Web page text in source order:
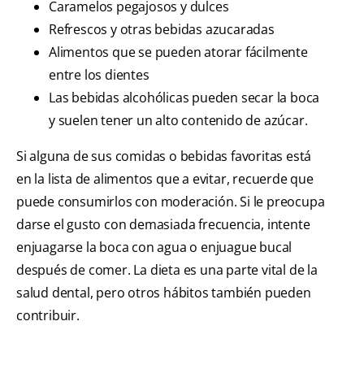
Caramelos pegajosos y dulces
Refrescos y otras bebidas azucaradas
Alimentos que se pueden atorar fácilmente
entre los dientes
Las bebidas alcohólicas pueden secar la boca
y suelen tener un alto contenido de azúcar.
Si alguna de sus comidas o bebidas favoritas está
en la lista de alimentos que a evitar, recuerde que
puede consumirlos con moderación. Si le preocupa
darse el gusto con demasiada frecuencia, intente
enjuagarse la boca con agua o enjuague bucal
después de comer. La dieta es una parte vital de la
salud dental, pero otros hábitos también pueden
contribuir.